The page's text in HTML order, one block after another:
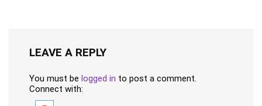
LEAVE A REPLY
You must be logged in to post a comment.
Connect with: